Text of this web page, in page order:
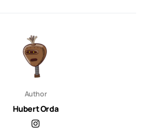
Author
Hubert Orda